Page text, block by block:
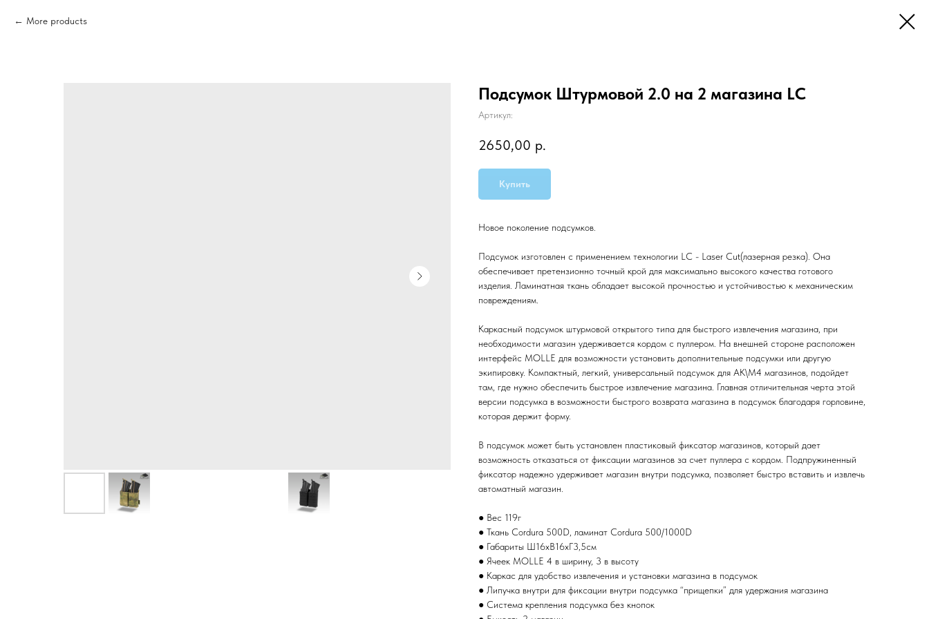
More products
Подсумок Штурмовой 2.0 на 2 магазина LC
Артикул:
2650,00 р.
Купить
Новое поколение подсумков.
Подсумок изготовлен с применением технологии LC - Laser Cut(лазерная резка). Она
обеспечивает претензионно точный крой для максимально высокого качества готового
изделия. Ламинатная ткань обладает высокой прочностью и устойчивостью к механическим
повреждениям.
Каркасный подсумок штурмовой открытого типа для быстрого извлечения магазина, при
необходимости магазин удерживается кордом с пуллером. На внешней стороне расположен
интерфейс MOLLE для возможности установить дополнительные подсумки или другую
экипировку. Компактный, легкий, универсальный подсумок для АК\М4 магазинов, подойдет
там, где нужно обеспечить быстрое извлечение магазина. Главная отличительная черта этой
версии подсумка в возможности быстрого возврата магазина в подсумок благодаря горловине,
которая держит форму.
В подсумок может быть установлен пластиковый фиксатор магазинов, который дает
возможность отказаться от фиксации магазинов за счет пуллера с кордом. Подпружиненный
фиксатор надежно удерживает магазин внутри подсумка, позволяет быстро вставить и извлечь
автоматный магазин.
● Вес 119г
● Ткань Cordura 500D, ламинат Cordura 500/1000D
● Габариты Ш16хВ16хГ3,5cм
● Ячеек MOLLE 4 в ширину, 3 в высоту
● Каркас для удобство извлечения и установки магазина в подсумок
● Липучка внутри для фиксации внутри подсумка “прищепки” для удержания магазина
● Система крепления подсумка без кнопок